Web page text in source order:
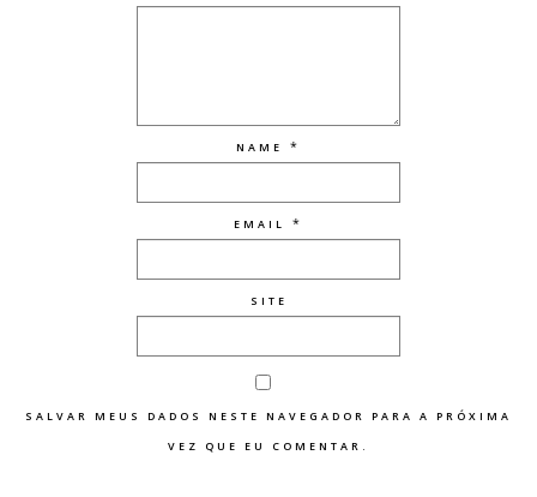
NAME *
EMAIL *
SITE
SALVAR MEUS DADOS NESTE NAVEGADOR PARA A PRÓXIMA
VEZ QUE EU COMENTAR.